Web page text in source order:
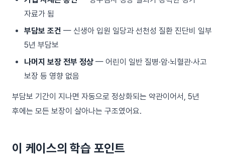
자료가 됨
부담보 조건 — 신생아 입원 일당과 선천성 질환 진단비 일부
5년 부담보
나머지 보장 전부 정상 — 어린이 일반 질병·암·뇌혈관·사고
보장 등 영향 없음
부담보 기간이 지나면 자동으로 정상화되는 약관이어서, 5년
후에는 모든 보장이 살아나는 구조였어요.
이 케이스의 학습 포인트